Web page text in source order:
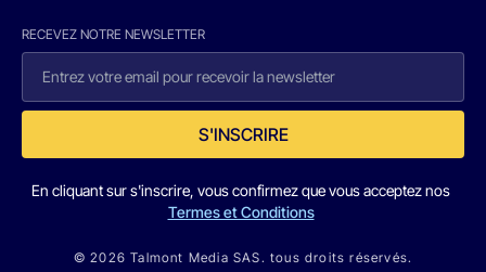
RECEVEZ NOTRE NEWSLETTER
S'INSCRIRE
En cliquant sur s'inscrire, vous confirmez que vous acceptez nos
Termes et Conditions
© 2026 Talmont Media SAS. tous droits réservés.